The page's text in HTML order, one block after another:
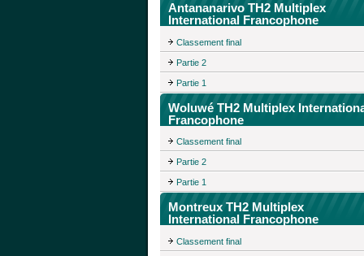
Antananarivo TH2 Multiplex
International Francophone
Classement final
Partie 2
Partie 1
Woluwé TH2 Multiplex
Francophone
Classement final
Partie 2
Partie 1
Montreux TH2 Multiplex
International Francophone
Classement final